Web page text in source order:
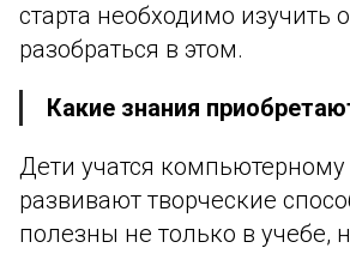
старта необходимо
разобраться в этом.
Какие знания
Дети учатся
развивают творческие
полезны не только в учебе,